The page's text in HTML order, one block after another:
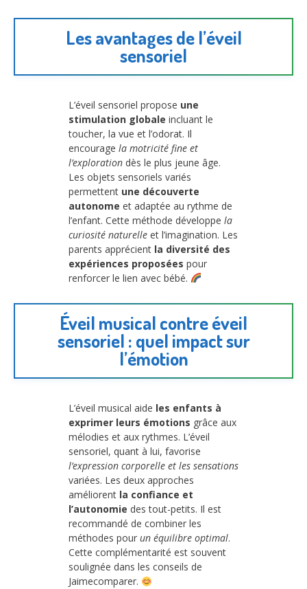
Les avantages de l’éveil
sensoriel
L’éveil sensoriel propose une
stimulation globale incluant le
toucher, la vue et l’odorat. Il
encourage la motricité fine et
l’exploration dès le plus jeune âge.
Les objets sensoriels variés
permettent une découverte
autonome et adaptée au rythme de
l’enfant. Cette méthode développe la
curiosité naturelle et l’imagination. Les
parents apprécient la diversité des
expériences proposées pour
renforcer le lien avec bébé.
Éveil musical contre éveil
sensoriel : quel impact sur
l’émotion
L’éveil musical aide les enfants à
exprimer leurs émotions grâce aux
mélodies et aux rythmes. L’éveil
sensoriel, quant à lui, favorise
l’expression corporelle et les sensations
variées. Les deux approches
améliorent la confiance et
l’autonomie des tout-petits. Il est
recommandé de combiner les
méthodes pour un équilibre optimal.
Cette complémentarité est souvent
soulignée dans les conseils de
Jaimecomparer.